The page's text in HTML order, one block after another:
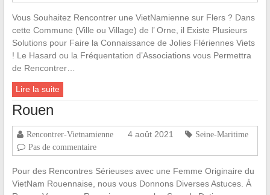
Vous Souhaitez Rencontrer une VietNamienne sur Flers ? Dans
cette Commune (Ville ou Village) de l’ Orne, il Existe Plusieurs
Solutions pour Faire la Connaissance de Jolies Flériennes Viets
! Le Hasard ou la Fréquentation d’Associations vous Permettra
de Rencontrer…
Lire la suite
Rouen
Rencontrer-Vietnamienne 4 août 2021
Seine-Maritime
Pas de commentaire
Pour des Rencontres Sérieuses avec une Femme Originaire du
VietNam Rouennaise, nous vous Donnons Diverses Astuces. À